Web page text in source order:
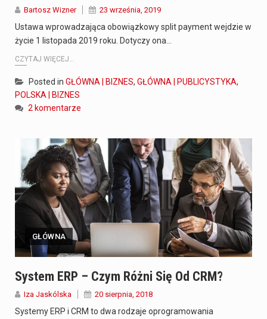
Bartosz Wizner 23 września, 2019
Ustawa wprowadzająca obowiązkowy split payment wejdzie w
życie 1 listopada 2019 roku. Dotyczy ona…
CZYTAJ WIĘCEJ...
Posted in GŁÓWNA | BIZNES, GŁÓWNA | PUBLICYSTYKA,
POLSKA | BIZNES
2 komentarze
GŁÓWNA
System ERP – Czym Różni Się Od CRM?
Iza Jaskólska 20 sierpnia, 2018
Systemy ERP i CRM to dwa rodzaje oprogramowania